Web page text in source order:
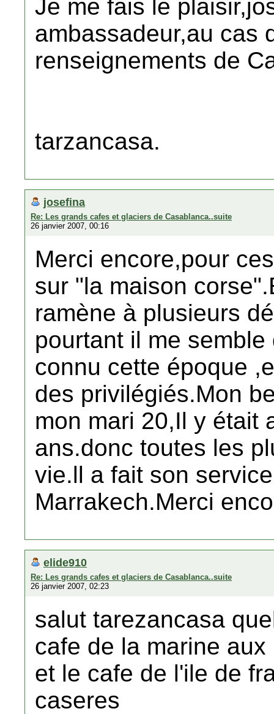
Je me fais le
ambassadeur,au cas
renseignements de
tarzancasa.
josefina
Re: Les grands cafes et glaciers de Casablanca..suite
26 janvier 2007, 00:16
Merci encore,pour
sur "la maison
ramène à plusieurs
pourtant il me
connu cette époque
des privilégiés.Mon
mon mari 20,Il y était
ans.donc toutes les
vie.ll a fait son
Marrakech.Merci
elide910
Re: Les grands cafes et glaciers de Casablanca..suite
26 janvier 2007, 02:23
salut tarezancasa
cafe de la marine
et le cafe de l'ile de
caseres